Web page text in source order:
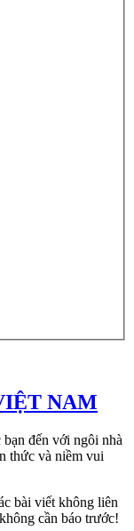
NAM
bạn đến với ngôi nhà
thức và niềm vui
bài viết không liên
cần báo trước!